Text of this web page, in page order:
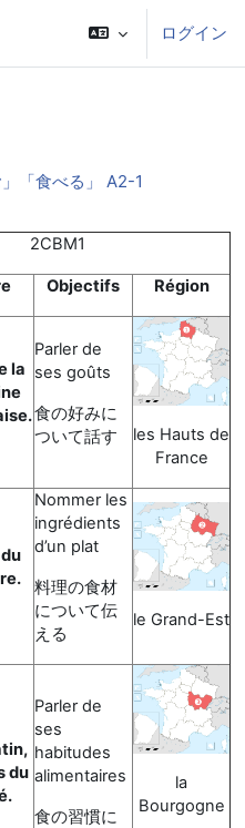
ログイン
「食べる」 A2-1
2CBM1
Objectifs Région
la
Parler de
ses goûts
食の好みに
ついて話す
les Hauts de
France
Nommer les
ingrédients
d’un plat
料理の食材
について伝
える
le Grand-Est
du
Parler de
ses
habitudes
alimentaires
食の習慣に
la
Bourgogne